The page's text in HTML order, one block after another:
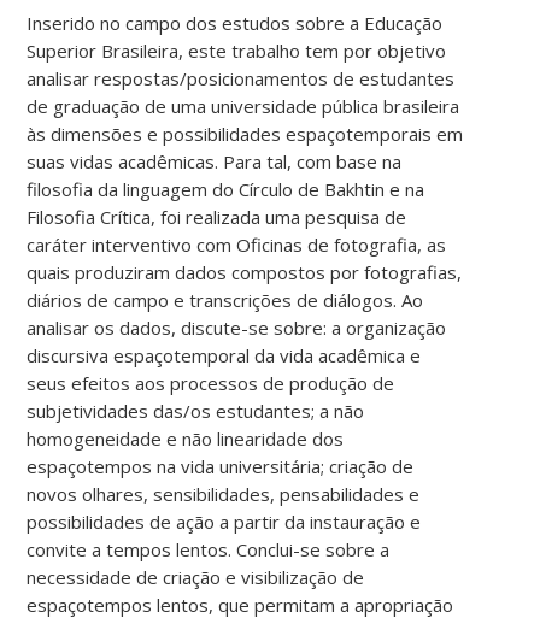
Inserido no campo dos estudos sobre a Educação
Superior Brasileira, este trabalho tem por objetivo
analisar respostas/posicionamentos de estudantes
de graduação de uma universidade pública brasileira
às dimensões e possibilidades espaçotemporais em
suas vidas acadêmicas. Para tal, com base na
filosofia da linguagem do Círculo de Bakhtin e na
Filosofia Crítica, foi realizada uma pesquisa de
caráter interventivo com Oficinas de fotografia, as
quais produziram dados compostos por fotografias,
diários de campo e transcrições de diálogos. Ao
analisar os dados, discute-se sobre: a organização
discursiva espaçotemporal da vida acadêmica e
seus efeitos aos processos de produção de
subjetividades das/os estudantes; a não
homogeneidade e não linearidade dos
espaçotempos na vida universitária; criação de
novos olhares, sensibilidades, pensabilidades e
possibilidades de ação a partir da instauração e
convite a tempos lentos. Conclui-se sobre a
necessidade de criação e visibilização de
espaçotempos lentos, que permitam a apropriação